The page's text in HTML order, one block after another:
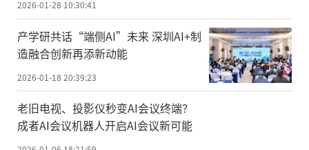
2026-01-28 10:30:41
产学研共话“端侧AI”未来 深圳AI+制
造融合创新再添新动能
2026-01-18 20:39:23
老旧电视、投影仪秒变AI会议终端？
成者AI会议机器人开启AI会议新可能